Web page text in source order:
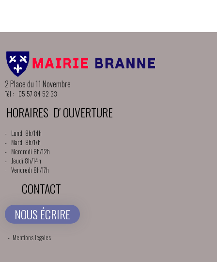
2 Place du 11 Novembre
Tél : 05 57 84 52 33
HORAIRES D' OUVERTURE
- Lundi 8h/14h
- Mardi 8h/17h
- Mercredi 8h/12h
- Jeudi 8h/14h
- Vendredi 8h/17h
CONTACT
NOUS ÉCRIRE
- Mentions légales